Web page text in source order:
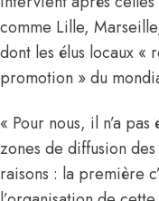
comme Lille,
dont les élus locaux «
promotion » du
« Pour nous, il n’a
zones de diffusion
raisons : la première